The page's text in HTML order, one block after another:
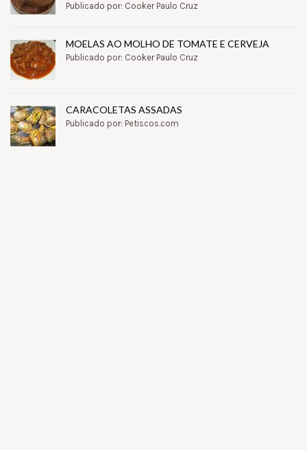
Publicado por: Cooker Paulo Cruz
MOELAS AO MOLHO DE TOMATE E CERVEJA
Publicado por: Cooker Paulo Cruz
CARACOLETAS ASSADAS
Publicado por: Petiscos.com